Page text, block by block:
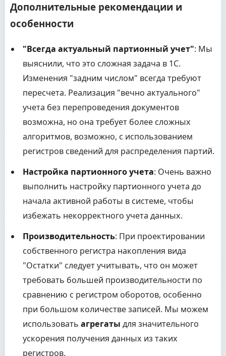
Дополнительные рекомендации и
особенности
"Всегда актуальный партионный учет": Мы
выяснили, что это сложная задача в 1С.
Изменения "задним числом" всегда требуют
пересчета. Реализация "вечно актуального"
учета без перепроведения документов
возможна, но она требует более сложных
алгоритмов, возможно, с использованием
регистров сведений для распределения партий.
Настройка партионного учета: Очень важно
выполнить настройку партионного учета до
начала активной работы в системе, чтобы
избежать некорректного учета данных.
Производительность: При проектировании
собственного регистра накопления вида
"Остатки" следует учитывать, что он может
требовать большей производительности по
сравнению с регистром оборотов, особенно
при большом количестве записей. Мы можем
использовать агрегаты для значительного
ускорения получения данных из таких
регистров.